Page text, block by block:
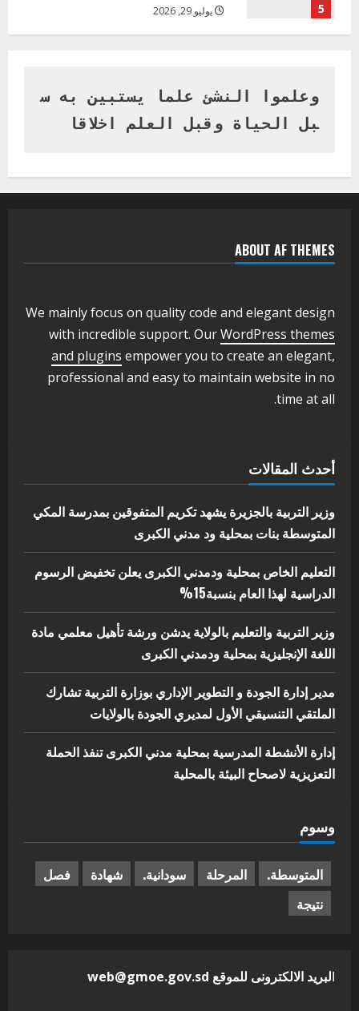
5 يوليو 29, 2026
بنات بمحلية ود مدني الكبرى
أغسطس 3, 2026
يعلن تخفيض الرسوم الدراسية لهذا العام
بنسبة15%
3
وزير التربية والتعليم بالولاية يدشن ورشة
أغسطس 3, 2026
اخر الاخبار الاخبار
مدير إدارة الجودة و التطوير الإداري
بوزارة التربية تشارك الملتقي التنسيقي
5
البيئة بالمحلية
يوليو 29, 2026
وعلموا النشئ علما يستبين به س
بل الحياة وقبل العلم اخلاقا
ABOUT AF THEMES
We mainly focus on quality code and elegant design
with incredible support. OurWordPress themes
and plugins empower you to create an elegant,
professional and easy to maintain website in no
time at all.
أحدث المقالات
وزير التربية بالجزيرة يشهد تكريم المتفوقين بمدرسة المكي
المتوسطة بنات بمحلية ود مدني الكبرى
التعليم الخاص بمحلية ودمدني الكبرى يعلن تخفيض الرسوم
الدراسية لهذا العام بنسبة15%
وزير التربية والتعليم بالولاية يدشن ورشة تأهيل معلمي مادة
اللغة الإنجليزية بمحلية ودمدني الكبرى
مدير إدارة الجودة و التطوير الإداري بوزارة التربية تشارك
الملتقي التنسيقي الأول لمديري الجودة بالولايات
إدارة الأنشطة المدرسية بمحلية مدني الكبرى تنفذ الحملة
التعزيزية لاصحاح البيئة بالمحلية
وسوم
المتوسطة. المرحلة سودانية. شهادة
فصل
نتيجة
البريد الالكترونى للموقع web@gmoe.gov.sd